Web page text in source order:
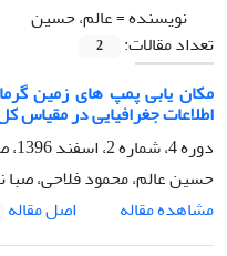
نویسنده =عالم، حسین
تعداد مقالات:
2
مکان یابی پمپ های زمین
اطلاعات جغرافیایی در مقیاس
دوره 4، شماره 2، اسفند 1396، صفحه
حسین عالم، محمود فلاحی، صبا
مشاهده مقاله
اصل مقاله